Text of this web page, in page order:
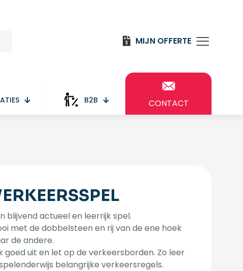
MIJN OFFERTE
B2B CONTACT
blijvend actueel en leerrijk spel.
met de dobbelsteen en rij van de ene hoek
de andere.
goed uit en let op de verkeersborden. Zo leer
belangrijke verkeersregels.